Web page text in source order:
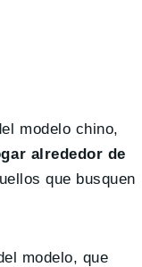
modelo chino,
alrededor de
que busquen
modelo, que